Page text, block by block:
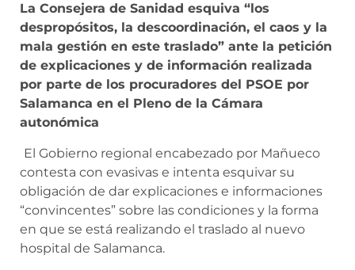
La Consejera de Sanidad esquiva “los
despropósitos, la descoordinación, el caos y la
mala gestión en este traslado” ante la petición
de explicaciones y de información realizada
por parte de los procuradores del PSOE por
Salamanca en el Pleno de la Cámara
autonómica
El Gobierno regional encabezado por Mañueco
contesta con evasivas e intenta esquivar su
obligación de dar explicaciones e informaciones
“convincentes” sobre las condiciones y la forma
en que se está realizando el traslado al nuevo
hospital de Salamanca.